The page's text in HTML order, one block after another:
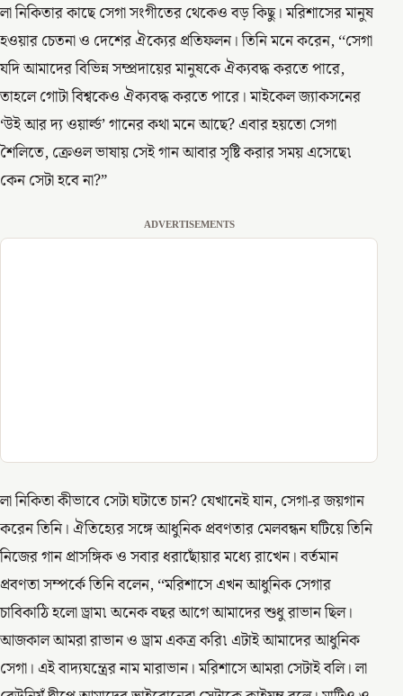
লা নিকিতার কাছে সেগা সংগীতের থেকেও বড় কিছু। মরিশাসের মানুষ
হওয়ার চেতনা ও দেশের ঐক্যের প্রতিফলন। তিনি মনে করেন, ‘‘সেগা
যদি আমাদের বিভিন্ন সম্প্রদায়ের মানুষকে ঐক্যবদ্ধ করতে পারে,
তাহলে গোটা বিশ্বকেও ঐক্যবদ্ধ করতে পারে। মাইকেল জ্যাকসনের
‘উই আর দ্য ওয়ার্ল্ড’ গানের কথা মনে আছে? এবার হয়তো সেগা
শৈলিতে, ক্রেওল ভাষায় সেই গান আবার সৃষ্টি করার সময় এসেছে৷
কেন সেটা হবে না?”
ADVERTISEMENTS
লা নিকিতা কীভাবে সেটা ঘটাতে চান? যেখানেই যান, সেগা-র জয়গান
করেন তিনি। ঐতিহ্যের সঙ্গে আধুনিক প্রবণতার মেলবন্ধন ঘটিয়ে তিনি
নিজের গান প্রাসঙ্গিক ও সবার ধরাছোঁয়ার মধ্যে রাখেন। বর্তমান
প্রবণতা সম্পর্কে তিনি বলেন, ‘‘মরিশাসে এখন আধুনিক সেগার
চাবিকাঠি হলো ড্রাম৷ অনেক বছর আগে আমাদের শুধু রাভান ছিল।
আজকাল আমরা রাভান ও ড্রাম একত্র করি৷ এটাই আমাদের আধুনিক
সেগা। এই বাদ্যযন্ত্রের নাম মারাভান। মরিশাসে আমরা সেটাই বলি। লা